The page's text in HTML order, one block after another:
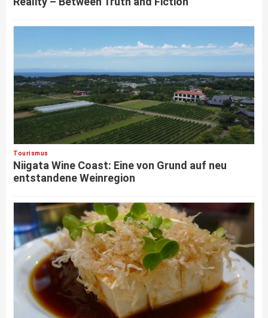
Tourismus
Niigata Wine Coast: Eine von Grund auf neu
entstandene Weinregion